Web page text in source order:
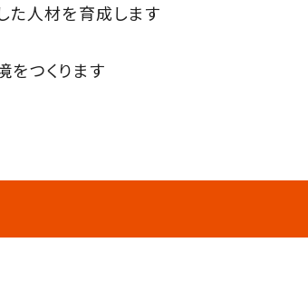
た人材を育成します
つくります